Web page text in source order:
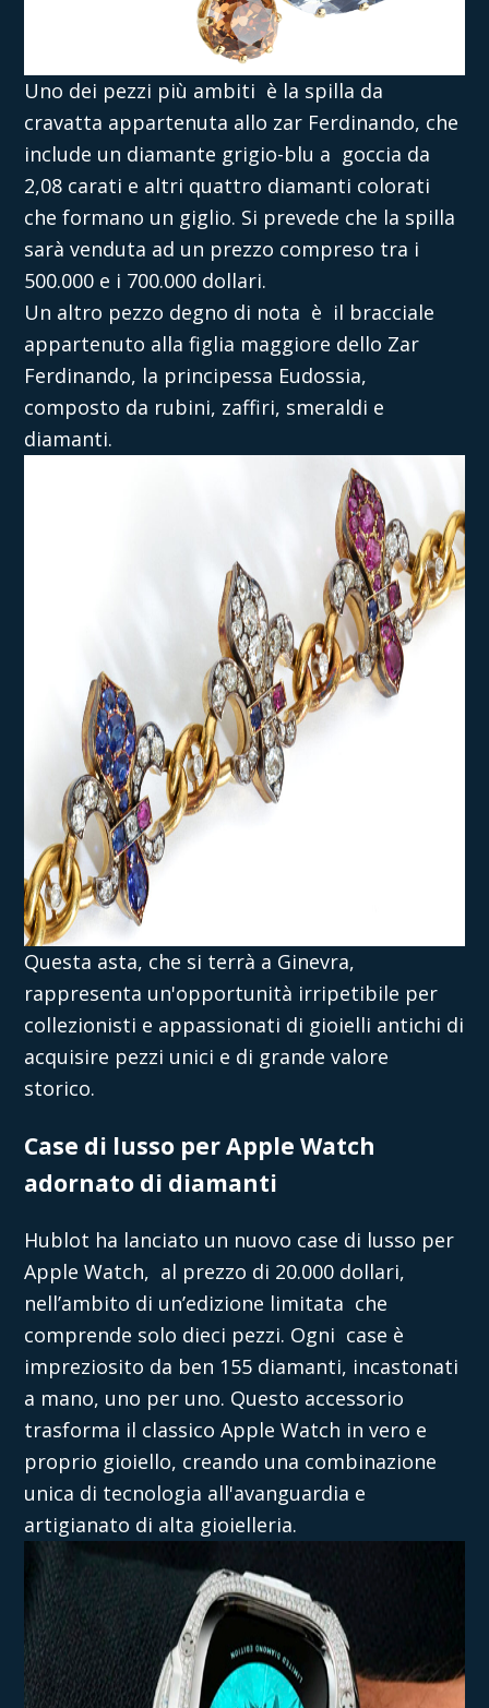
Uno dei pezzi più ambiti è la spilla da
cravatta appartenuta allo zar Ferdinando, che
include un diamante grigio-blu a goccia da
2,08 carati e altri quattro diamanti colorati
che formano un giglio. Si prevede che la spilla
sarà venduta ad un prezzo compreso tra i
500.000 e i 700.000 dollari.
Un altro pezzo degno di nota è il bracciale
appartenuto alla figlia maggiore dello Zar
Ferdinando, la principessa Eudossia,
composto da rubini, zaffiri, smeraldi e
diamanti.
Questa asta, che si terrà a Ginevra,
rappresenta un'opportunità irripetibile per
collezionisti e appassionati di gioielli antichi di
acquisire pezzi unici e di grande valore
storico.
Case di lusso per Apple Watch
adornato di diamanti
Hublot ha lanciato un nuovo case di lusso per
Apple Watch, al prezzo di 20.000 dollari,
nell’ambito di un’edizione limitata che
comprende solo dieci pezzi. Ogni case è
impreziosito da ben 155 diamanti, incastonati
a mano, uno per uno. Questo accessorio
trasforma il classico Apple Watch in vero e
proprio gioiello, creando una combinazione
unica di tecnologia all'avanguardia e
artigianato di alta gioielleria.